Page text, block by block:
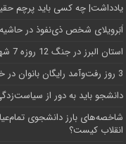
یادداشت| ‌چه کسی باید پرچم
اَبَر‌ویلای شخص ذی‌نفوذ در
استان البرز در جنگ 12 روزه 7 شهید دانشجو تقدیم انقلاب کرد
3 روز رفت‌وآمد رایگان بانوان در خطوط اتوبوسرانی شهری کرج
دانشجو باید به دور از
شاخصه‌های بارز دانشجوی
انقلاب کیست؟